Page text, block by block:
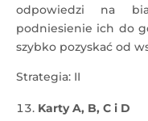
odpowiedzi na
podniesienie ich do
szybko pozyskać od
Strategia: II
Karty A, B, C i D